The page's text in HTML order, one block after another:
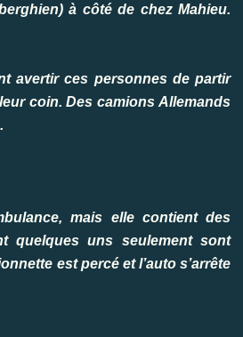
à côté de chez Mahieu.
avertir ces personnes de partir
coin. Des camions Allemands
mais elle contient des
quelques uns seulement sont
est percé et l’auto s’arrête